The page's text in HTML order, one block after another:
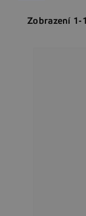
Zobrazení 1-